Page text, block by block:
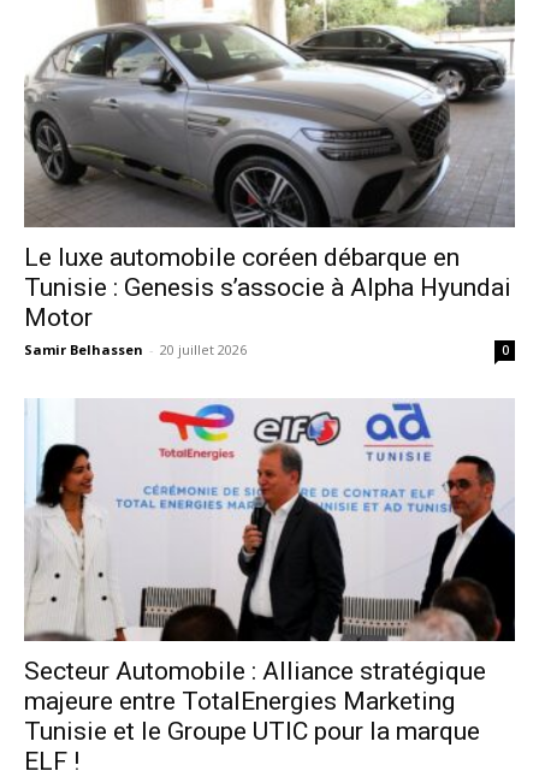
Le luxe automobile coréen débarque en
Tunisie : Genesis s’associe à Alpha Hyundai
Motor
Samir Belhassen - 20 juillet 2026 0
Secteur Automobile : Alliance stratégique
majeure entre TotalEnergies Marketing
Tunisie et le Groupe UTIC pour la marque
ELF !